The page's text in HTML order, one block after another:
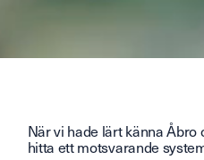
När vi hade lärt känna
hitta ett motsvarande